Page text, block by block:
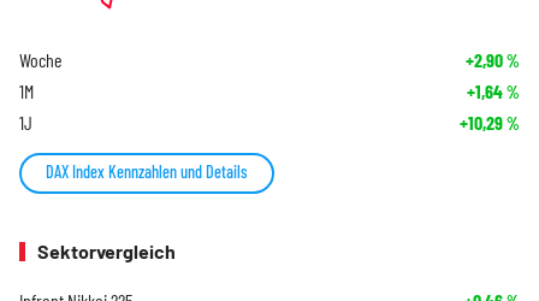
Woche +2,90%
1M +1,64%
1J +10,29%
DAX Index Kennzahlen und Details
Sektorvergleich